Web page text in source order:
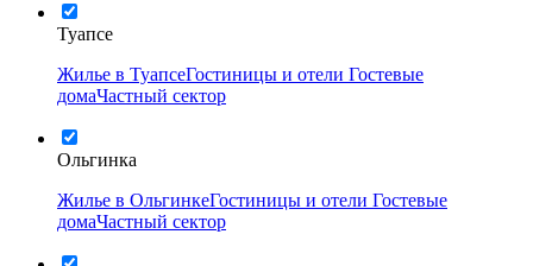
Туапсе
Жилье в ТуапсеГостиницы и отели Гостевые
домаЧастный сектор
Ольгинка
Жилье в ОльгинкеГостиницы и отели Гостевые
домаЧастный сектор